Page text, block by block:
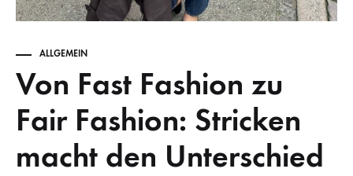
ALLGEMEIN
Von Fast Fashion zu
Fair Fashion: Stricken
macht den Unterschied